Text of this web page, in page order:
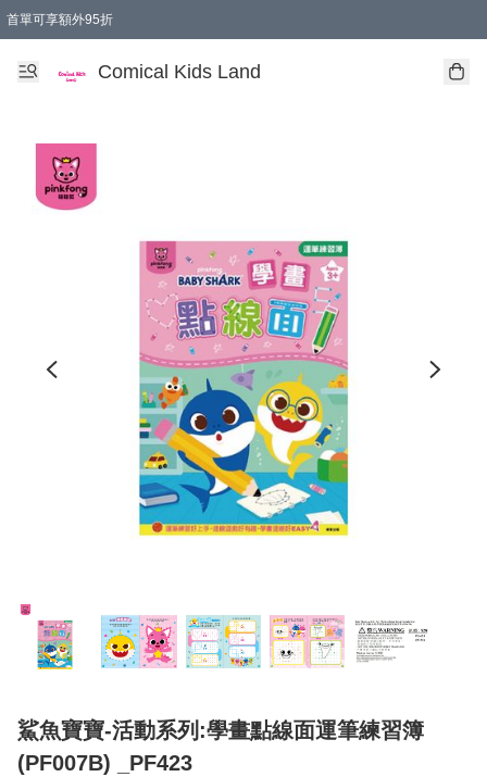
首單可享額外95折
Comical Kids Land
鯊魚寶寶-活動系列:學畫點線面運筆練習簿
(PF007B) _PF423